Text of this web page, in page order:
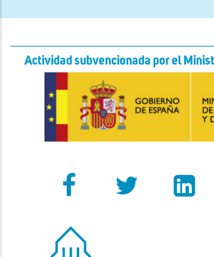
Actividad subvencionada por el